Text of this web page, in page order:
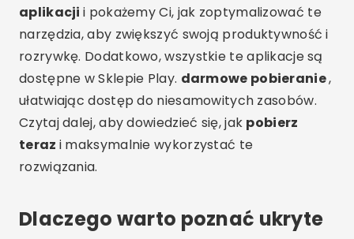
aplikacjii pokażemy Ci, jak zoptymalizować te
narzędzia, aby zwiększyć swoją produktywność i
rozrywkę. Dodatkowo, wszystkie te aplikacje są
dostępne w Sklepie Play. darmowe pobieranie,
ułatwiając dostęp do niesamowitych zasobów.
Czytaj dalej, aby dowiedzieć się, jak pobierz
teraz i maksymalnie wykorzystać te
rozwiązania.
Dlaczego warto poznać ukryte